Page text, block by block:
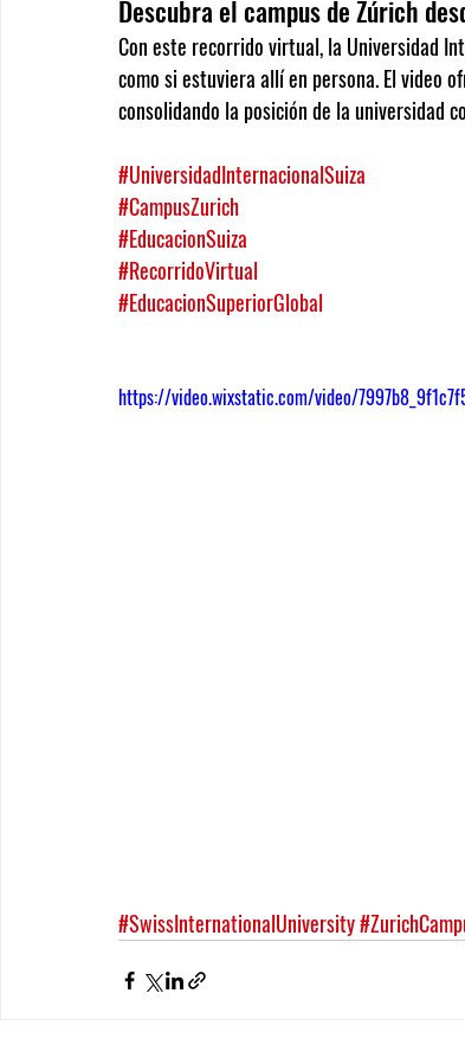
Descubra el campus de Zúrich
Con este recorrido virtual, la Universidad
como si estuviera allí en persona. El video
consolidando la posición de la universidad
#UniversidadInternacionalSuiza
#CampusZurich
#EducacionSuiza
#RecorridoVirtual
#EducacionSuperiorGlobal
https://video.wixstatic.com/video/
#SwissInternationalUniversity